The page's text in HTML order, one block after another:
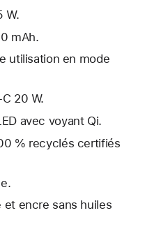
W.
mAh.
utilisation en mode
20 W.
avec voyant Qi.
% recyclés certifiés
et encre sans huiles